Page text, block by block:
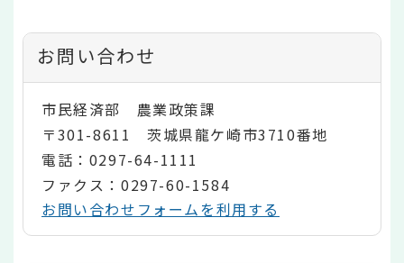
お問い合わせ
市民経済部 農業政策課
〒301-8611 茨城県龍ケ崎市3710番地
電話：0297-64-1111
ファクス：0297-60-1584
お問い合わせフォームを利用する